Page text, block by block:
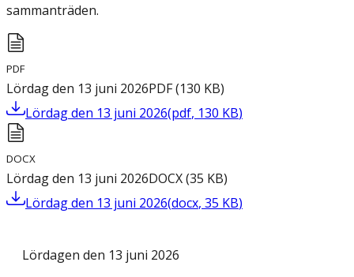
sammanträden.
PDF
Lördag den 13 juni 2026PDF(130 KB)
Lördag den 13 juni 2026(pdf, 130 KB)
DOCX
Lördag den 13 juni 2026DOCX(35 KB)
Lördag den 13 juni 2026(docx, 35 KB)
Lördagen den 13 juni 2026